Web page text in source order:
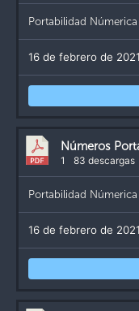
Portabilidad Númerica
16 de febrero de 2021
Números
1 83 descargas
Portabilidad Númerica
16 de febrero de 2021